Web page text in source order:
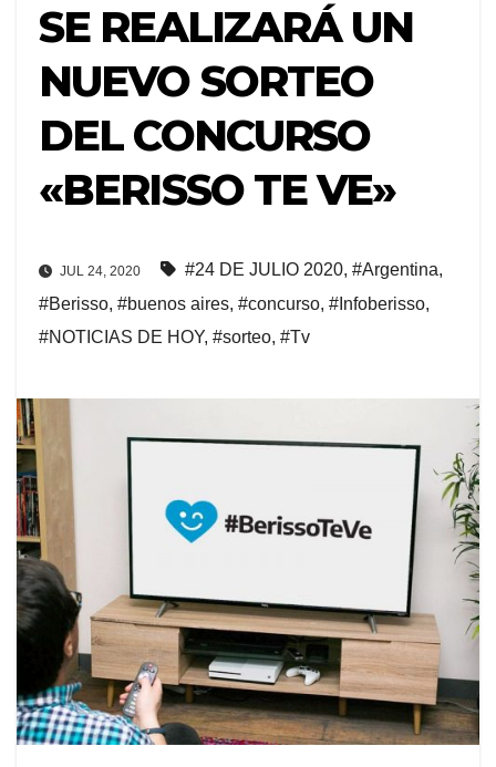
SE REALIZARÁ UN
NUEVO SORTEO
DEL CONCURSO
«BERISSO TE VE»
JUL 24, 2020 #24 DE JULIO 2020, #Argentina,
#Berisso, #buenos aires, #concurso, #Infoberisso,
#NOTICIAS DE HOY, #sorteo, #Tv